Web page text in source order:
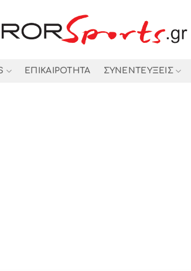
ΕΠΙΚΑΙΡΟΤΗΤΑ ΣΥΝΕΝΤΕΥΞΕΙΣ